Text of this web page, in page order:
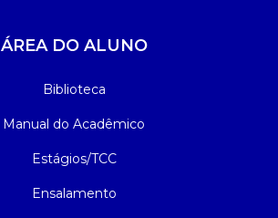
ÁREA DO ALUNO
Biblioteca
Manual do Acadêmico
Estágios/TCC
Ensalamento